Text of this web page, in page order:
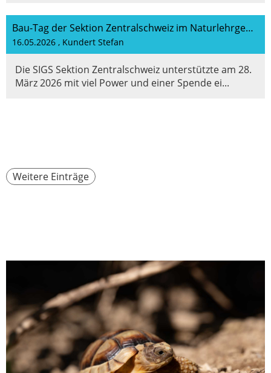
Bau-Tag der Sektion Zentralschweiz im Naturlehrgebiet Buchwald
16.05.2026 , Kundert Stefan
Die SIGS Sektion Zentralschweiz unterstützte am 28.
März 2026 mit viel Power und einer Spende ei...
Weitere Einträge